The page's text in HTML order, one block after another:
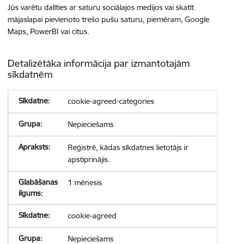
Jūs varētu dalīties ar saturu sociālajos medijos vai skatīt
mājaslapai pievienoto trešo pušu saturu, piemēram, Google
Maps, PowerBI vai citus.
Detalizētāka informācija par izmantotajām
sīkdatnēm
cookie-agreed-categories
Nepieciešams
Reģistrē, kādas sīkdatnes lietotājs ir
apstiprinājis.
1 mēnesis
cookie-agreed
Nepieciešams